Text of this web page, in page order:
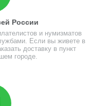
России
и нумизматов
Если вы живете в
доставку в пункт
городе.